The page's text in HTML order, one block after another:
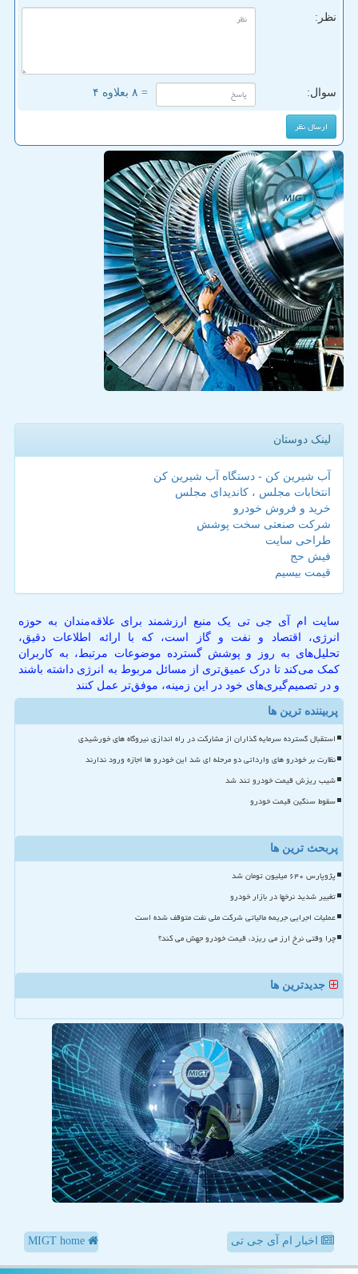
نظر:
سوال: = ۸ بعلاوه ۴
لینک دوستان
آب شیرین کن - دستگاه آب شیرین کن
انتخابات مجلس ، کاندیدای مجلس
خرید و فروش خودرو
شرکت صنعتی سخت پوشش
طراحی سایت
فیش حج
قیمت بیسیم
سایت ام آی جی تی یک منبع ارزشمند برای علاقه‌مندان به حوزه
انرژی، اقتصاد و نفت و گاز است، که با ارائه اطلاعات دقیق،
تحلیل‌های به روز و پوشش گسترده موضوعات مرتبط، به کاربران
کمک می‌کند تا درک عمیق‌تری از مسائل مربوط به انرژی داشته باشند
و در تصمیم‌گیری‌های خود در این زمینه، موفق‌تر عمل کنند
پربیننده ترین ها
استقبال گسترده سرمایه گذاران از مشارکت در راه اندازی نیروگاه های خورشیدی
نظارت بر خودرو های وارداتی دو مرحله ای شد این خودرو ها اجازه ورود ندارند
شیب ریزش قیمت خودرو تند شد
سقوط سنگین قیمت خودرو
پربحث ترین ها
پژوپارس ۶۴۰ میلیون تومان شد
تغییر شدید نرخها در بازار خودرو
عملیات اجرایی جریمه مالیاتی شرکت ملی نفت متوقف شده است
چرا وقتی نرخ ارز می ریزد، قیمت خودرو جهش می کند؟
جدیدترین ها
اخبار ام آی جی تی